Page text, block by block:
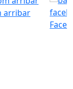
arribar